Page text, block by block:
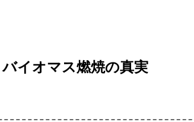
イオマス燃焼の真実